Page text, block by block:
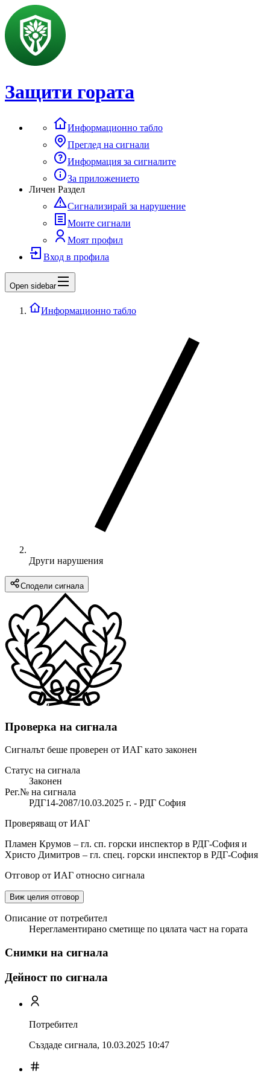
Защити гората
Информационно табло
Преглед на сигнали
Информация за сигналите
За приложението
Личен Раздел
Сигнализирай за нарушение
Моите сигнали
Моят профил
Вход в профила
Open sidebar
Информационно табло
Други нарушения
Сподели сигнала
Проверка на сигнала
Сигналът беше проверен от ИАГ като законен
Статус на сигнала
Законен
Рег.№ на сигнала
РДГ14-2087/10.03.2025 г. - РДГ София
Проверяващ от ИАГ
Пламен Крумов – гл. сп. горски инспектор в РДГ-София и
Христо Димитров – гл. спец. горски инспектор в РДГ-София
Отговор от ИАГ относно сигнала
Виж целия отговор
Описание от потребител
Нерегламентирано сметище по цялата част на гората
Снимки на сигнала
Дейност по сигнала
Потребител
Създаде сигнала, 10.03.2025 10:47